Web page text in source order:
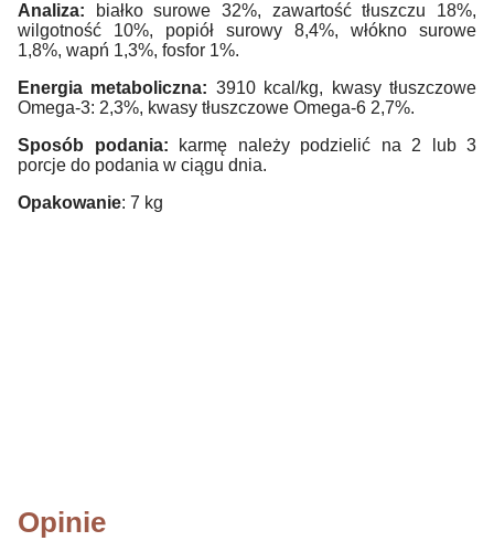
Analiza: białko surowe 32%, zawartość tłuszczu 18%,
wilgotność 10%, popiół surowy 8,4%, włókno surowe
1,8%, wapń 1,3%, fosfor 1%.
Energia metaboliczna: 3910 kcal/kg, kwasy tłuszczowe
Omega-3: 2,3%, kwasy tłuszczowe Omega-6 2,7%.
Sposób podania: karmę należy podzielić na 2 lub 3
porcje do podania w ciągu dnia.
Opakowanie: 7 kg
Opinie